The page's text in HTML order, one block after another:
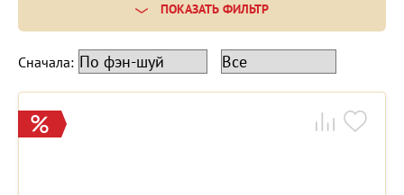
ПОКАЗАТЬ ФИЛЬТР
Сначала: